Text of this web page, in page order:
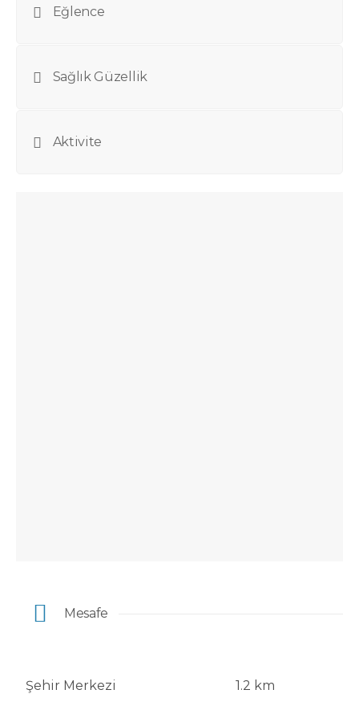
Eğlence
Sağlık Güzellik
Aktivite
Mesafe
Şehir Merkezi 1.2 km